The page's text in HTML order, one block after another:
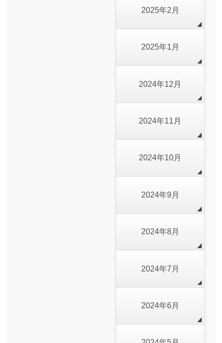
2025年2月
2025年1月
2024年12月
2024年11月
2024年10月
2024年9月
2024年8月
2024年7月
2024年6月